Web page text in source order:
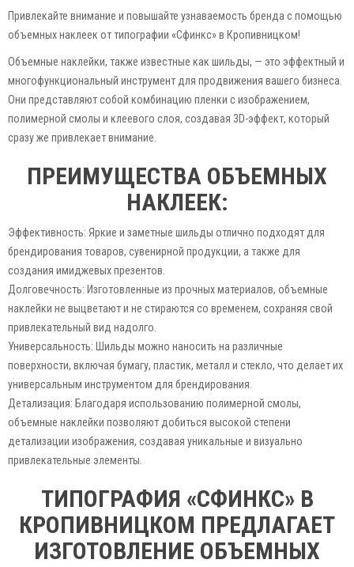
Привлекайте внимание и повышайте узнаваемость бренда с помощью
объемных наклеек от типографии «Сфинкс» в Кропивницком!
Объемные наклейки, также известные как шильды, — это эффектный и
многофункциональный инструмент для продвижения вашего бизнеса.
Они представляют собой комбинацию пленки с изображением,
полимерной смолы и клеевого слоя, создавая 3D-эффект, который
сразу же привлекает внимание.
ПРЕИМУЩЕСТВА ОБЪЕМНЫХ
НАКЛЕЕК:
Эффективность: Яркие и заметные шильды отлично подходят для
брендирования товаров, сувенирной продукции, а также для
создания имиджевых презентов.
Долговечность: Изготовленные из прочных материалов, объемные
наклейки не выцветают и не стираются со временем, сохраняя свой
привлекательный вид надолго.
Универсальность: Шильды можно наносить на различные
поверхности, включая бумагу, пластик, металл и стекло, что делает их
универсальным инструментом для брендирования.
Детализация: Благодаря использованию полимерной смолы,
объемные наклейки позволяют добиться высокой степени
детализации изображения, создавая уникальные и визуально
привлекательные элементы.
ТИПОГРАФИЯ «СФИНКС» В
КРОПИВНИЦКОМ ПРЕДЛАГАЕТ
ИЗГОТОВЛЕНИЕ ОБЪЕМНЫХ